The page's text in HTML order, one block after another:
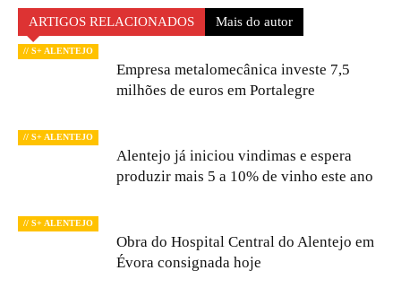
ARTIGOS RELACIONADOS Mais do autor
// S+ ALENTEJO
Empresa metalomecânica investe 7,5
milhões de euros em Portalegre
// S+ ALENTEJO
Alentejo já iniciou vindimas e espera
produzir mais 5 a 10% de vinho este ano
// S+ ALENTEJO
Obra do Hospital Central do Alentejo em
Évora consignada hoje